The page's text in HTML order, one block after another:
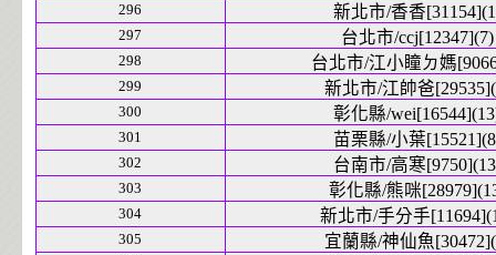
296 新北市/香香
297 台北市/ccj[12347](7)
298 台北市/江小瞳ㄉ媽
299 新北市/江帥爸
300 彰化縣/
301 苗栗縣/小葉
302 台南市/高寒
303 彰化縣/熊咪
304 新北市/手分手
305 宜蘭縣/神仙魚